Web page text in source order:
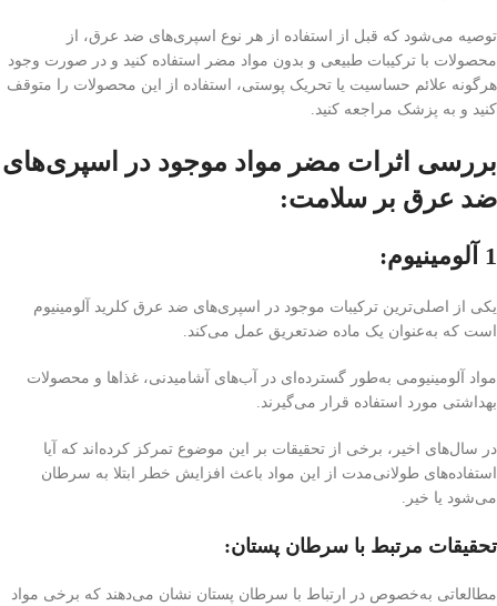
توصیه می‌شود که قبل از استفاده از هر نوع اسپری‌های ضد عرق، از
محصولات با ترکیبات طبیعی و بدون مواد مضر استفاده کنید و در صورت وجود
هرگونه علائم حساسیت یا تحریک پوستی، استفاده از این محصولات را متوقف
کنید و به پزشک مراجعه کنید.
بررسی اثرات مضر مواد موجود در اسپری‌های
ضد عرق بر سلامت:
1 آلومینیوم:
یکی از اصلی‌ترین ترکیبات موجود در اسپری‌های ضد عرق کلرید آلومینیوم
است که به‌عنوان یک ماده ضد‌تعریق عمل می‌کند.
مواد آلومینیومی به‌طور گسترده‌ای در آب‌های آشامیدنی، غذاها و محصولات
بهداشتی مورد استفاده قرار می‌گیرند.
در سال‌های اخیر، برخی از تحقیقات بر این موضوع تمرکز کرده‌اند که آیا
استفاده‌های طولانی‌مدت از این مواد باعث افزایش خطر ابتلا به سرطان
می‌شود یا خیر.
تحقیقات مرتبط با سرطان پستان:
مطالعاتی به‌خصوص در ارتباط با سرطان پستان نشان می‌دهند که برخی مواد